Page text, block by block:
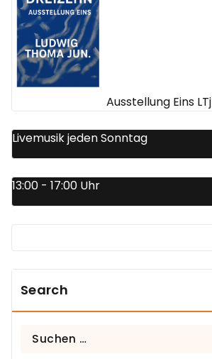
Ausstellung Eins LTj
Livemusik jeden Sonntag
13:00 - 17:00 Uhr
Search
Suchen